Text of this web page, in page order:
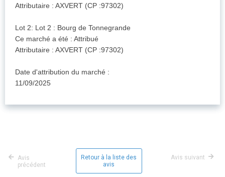
Attributaire : AXVERT (CP :97302)
Lot 2: Lot 2 : Bourg de Tonnegrande
Ce marché a été : Attribué
Attributaire : AXVERT (CP :97302)
Date d'attribution du marché :
11/09/2025
Avis
précédent
Retour à la liste des
avis
Avis suivant